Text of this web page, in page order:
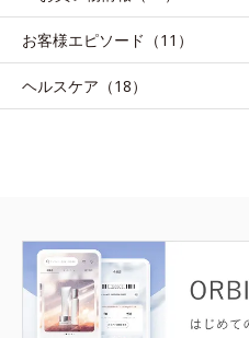
お客様エピソード（11）
ヘルスケア（18）